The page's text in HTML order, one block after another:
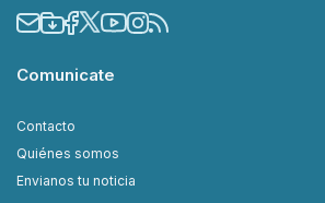
Comunicate
Contacto
Quiénes somos
Envianos tu noticia